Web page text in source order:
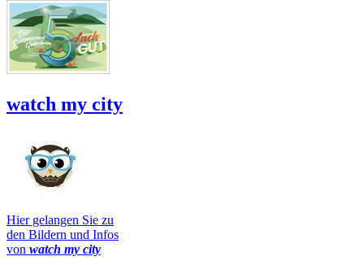
watch my city
Hier gelangen Sie zu
den Bildern und Infos
von watch my city